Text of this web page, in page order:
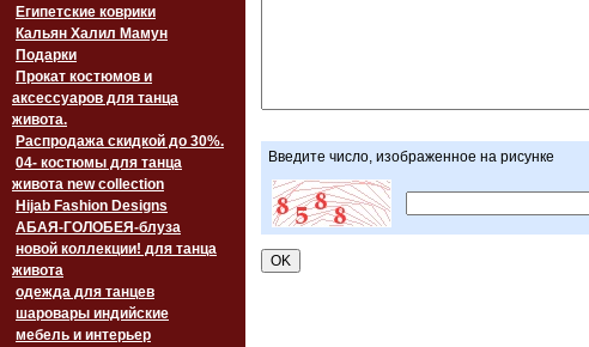
Египетские коврики
Кальян Халил Мамун
Подарки
Прокат костюмов и
аксессуаров для танца
живота.
Распродажа скидкой до 30%.
04- костюмы для танца
живота new collection
Hijab Fashion Designs
АБАЯ-ГОЛОБЕЯ-блуза
новой коллекции! для танца
живота
одежда для танцев
шаровары индийские
мебель и интерьер
Введите число, изображенное на рисунке